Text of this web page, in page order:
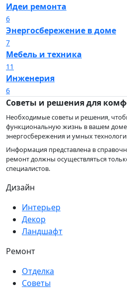
Идеи ремонта
6
Энергосбережение в доме
7
Мебель и техника
11
Инженерия
6
Советы и решения для
Необходимые советы и решения,
функциональную жизнь в вашем доме
энергосбережения и умных
Информация представлена в
ремонт должны осуществляться
специалистов.
Дизайн
Интерьер
Декор
Ландшафт
Ремонт
Отделка
Советы